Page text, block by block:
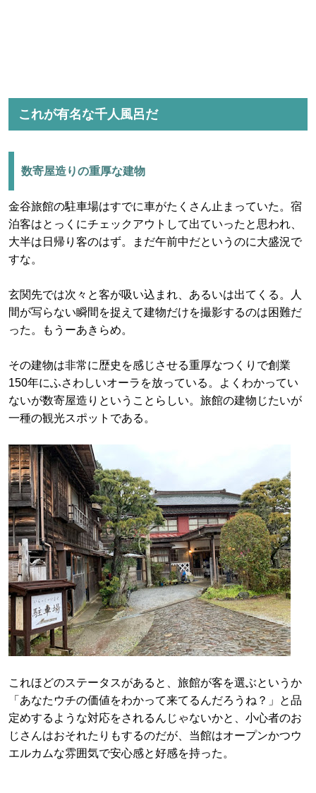
これが有名な千人風呂だ
数寄屋造りの重厚な建物
金谷旅館の駐車場はすでに車がたくさん止まっていた。宿
泊客はとっくにチェックアウトして出ていったと思われ、
大半は日帰り客のはず。まだ午前中だというのに大盛況で
すな。
玄関先では次々と客が吸い込まれ、あるいは出てくる。人
間が写らない瞬間を捉えて建物だけを撮影するのは困難だ
った。もうーあきらめ。
その建物は非常に歴史を感じさせる重厚なつくりで創業
150年にふさわしいオーラを放っている。よくわかってい
ないが数寄屋造りということらしい。旅館の建物じたいが
一種の観光スポットである。
これほどのステータスがあると、旅館が客を選ぶというか
「あなたウチの価値をわかって来てるんだろうね？」と品
定めするような対応をされるんじゃないかと、小心者のお
じさんはおそれたりもするのだが、当館はオープンかつウ
エルカムな雰囲気で安心感と好感を持った。